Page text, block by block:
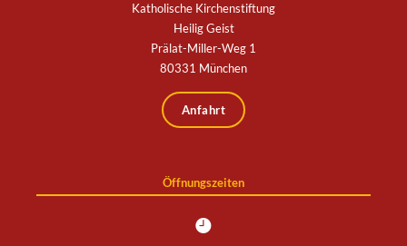
Katholische Kirchenstiftung
Heilig Geist
Prälat-Miller-Weg 1
80331 München
Anfahrt
Öffnungszeiten